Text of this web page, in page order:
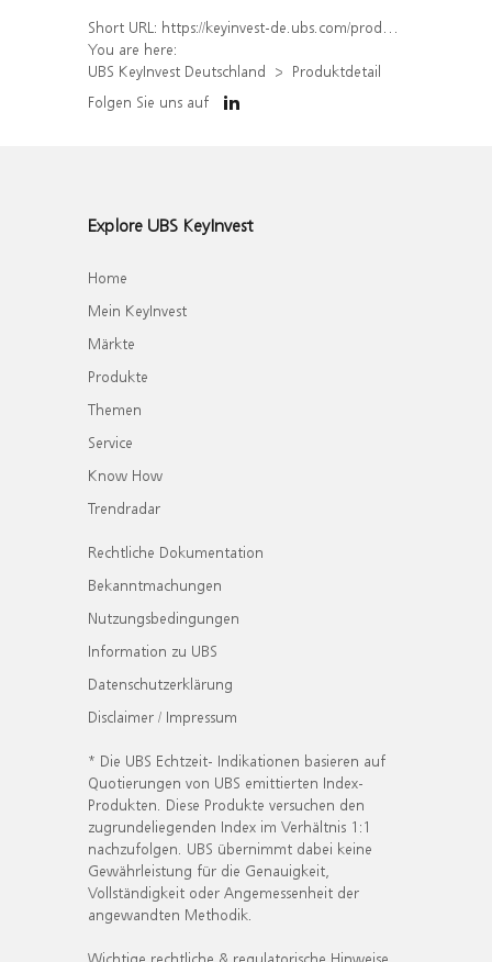
Short URL: https://keyinvest-de.ubs.com/produkt/detail/index/isin/DE000WA6NVU5
You are here:
UBS KeyInvest Deutschland
Produktdetail
Folgen Sie uns auf
Explore UBS KeyInvest
Home
Mein KeyInvest
Märkte
Produkte
Themen
Service
Know How
Trendradar
Rechtliche Dokumentation
Bekanntmachungen
Nutzungsbedingungen
Information zu UBS
Datenschutzerklärung
Disclaimer / Impressum
* Die UBS Echtzeit- Indikationen basieren auf
Quotierungen von UBS emittierten Index-
Produkten. Diese Produkte versuchen den
zugrundeliegenden Index im Verhältnis 1:1
nachzufolgen. UBS übernimmt dabei keine
Gewährleistung für die Genauigkeit,
Vollständigkeit oder Angemessenheit der
angewandten Methodik.